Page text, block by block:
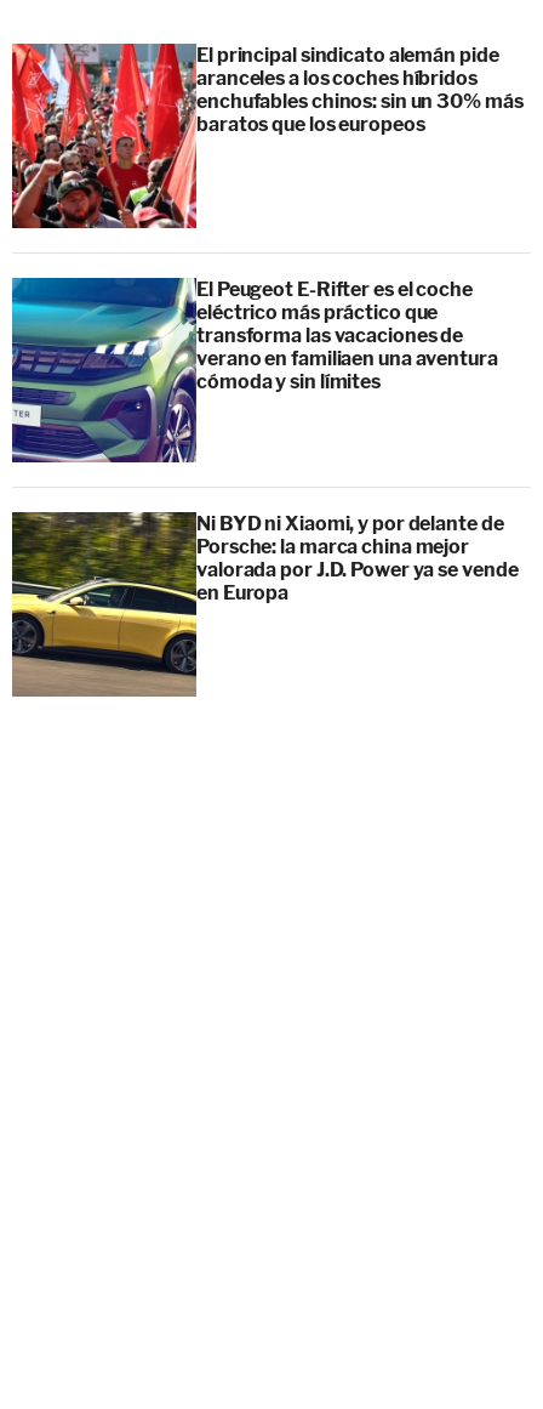
El principal sindicato alemán pide
aranceles a los coches híbridos
enchufables chinos: sin un 30% más
baratos que los europeos
El Peugeot E-Rifter es el coche
eléctrico más práctico que
transforma las vacaciones de
verano en familiaen una aventura
cómoda y sin límites
Ni BYD ni Xiaomi, y por delante de
Porsche: la marca china mejor
valorada por J.D. Power ya se vende
en Europa